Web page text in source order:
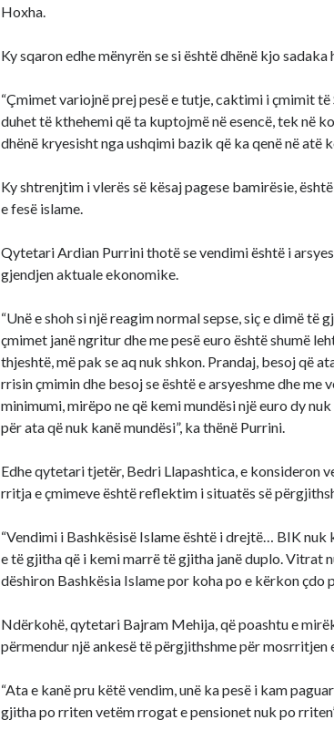
Hoxha.
Ky sqaron edhe mënyrën se si është dhënë kjo
“Çmimet variojnë prej pesë e tutje, caktimi i çmimit
duhet të kthehemi që ta kuptojmë në esencë, tek në
dhënë kryesisht nga ushqimi bazik që ka qenë në atë
Ky shtrenjtim i vlerës së kësaj pagese bamirësie,
e fesë islame.
Qytetari Ardian Purrini thotë se vendimi është i
gjendjen aktuale ekonomike.
“Unë e shoh si një reagim normal sepse, siç e dimë të
çmimet janë ngritur dhe me pesë euro është shumë
thjeshtë, më pak se aq nuk shkon. Prandaj, besoj që
rrisin çmimin dhe besoj se është e arsyeshme dhe me
minimumi, mirëpo ne që kemi mundësi një euro dy
për ata që nuk kanë mundësi”, ka thënë Purrini.
Edhe qytetari tjetër, Bedri Llapashtica, e konsideron
rritja e çmimeve është reflektim i situatës së
“Vendimi i Bashkësisë Islame është i drejtë… BIK
e të gjitha që i kemi marrë të gjitha janë duplo. Vitrat
dëshiron Bashkësia Islame por koha po e kërkon çdo
Ndërkohë, qytetari Bajram Mehija, që poashtu e
përmendur një ankesë të përgjithshme për mosrritjen
“Ata e kanë pru këtë vendim, unë ka pesë i kam
gjitha po rriten vetëm rrogat e pensionet nuk po